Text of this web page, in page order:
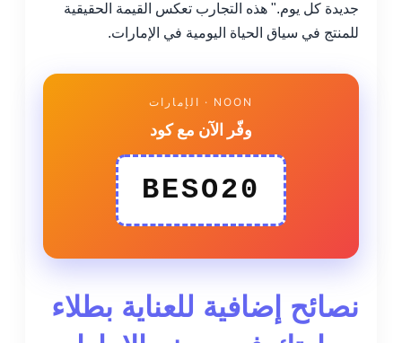
جديدة كل يوم." هذه التجارب تعكس القيمة الحقيقية
للمنتج في سياق الحياة اليومية في الإمارات.
NOON · الإمارات
وفّر الآن مع كود
BESO20
نصائح إضافية للعناية بطلاء